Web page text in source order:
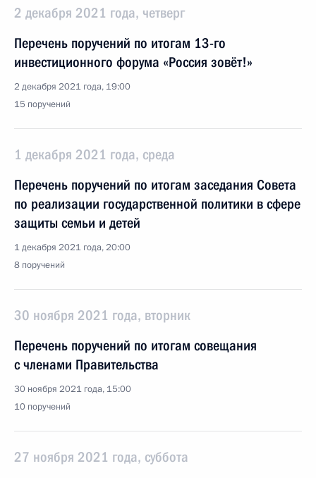
2 декабря 2021 года, четверг
Перечень поручений по итогам 13-го
инвестиционного форума «Россия зовёт!»
2 декабря 2021 года, 19:00
15 поручений
1 декабря 2021 года, среда
Перечень поручений по итогам заседания Совета
по реализации государственной политики в сфере
защиты семьи и детей
1 декабря 2021 года, 20:00
8 поручений
30 ноября 2021 года, вторник
Перечень поручений по итогам совещания
с членами Правительства
30 ноября 2021 года, 15:00
10 поручений
27 ноября 2021 года, суббота